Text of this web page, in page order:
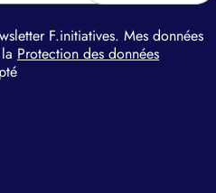
F.initiatives. Mes données
Protection des données